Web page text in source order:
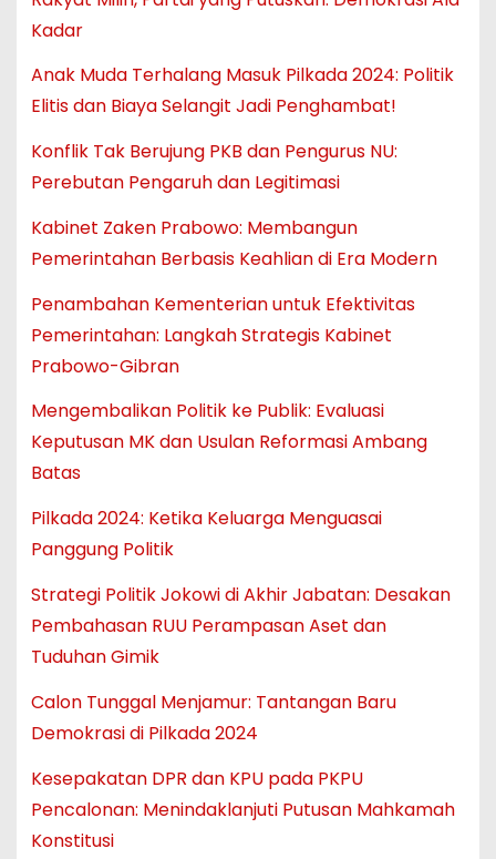
Kadar
Anak Muda Terhalang Masuk Pilkada 2024: Politik
Elitis dan Biaya Selangit Jadi Penghambat!
Konflik Tak Berujung PKB dan Pengurus NU:
Perebutan Pengaruh dan Legitimasi
Kabinet Zaken Prabowo: Membangun
Pemerintahan Berbasis Keahlian di Era Modern
Penambahan Kementerian untuk Efektivitas
Pemerintahan: Langkah Strategis Kabinet
Prabowo-Gibran
Mengembalikan Politik ke Publik: Evaluasi
Keputusan MK dan Usulan Reformasi Ambang
Batas
Pilkada 2024: Ketika Keluarga Menguasai
Panggung Politik
Strategi Politik Jokowi di Akhir Jabatan: Desakan
Pembahasan RUU Perampasan Aset dan
Tuduhan Gimik
Calon Tunggal Menjamur: Tantangan Baru
Demokrasi di Pilkada 2024
Kesepakatan DPR dan KPU pada PKPU
Pencalonan: Menindaklanjuti Putusan Mahkamah
Konstitusi